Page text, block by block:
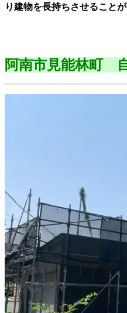
り建物を長持ちさせることが
阿南市見能林町